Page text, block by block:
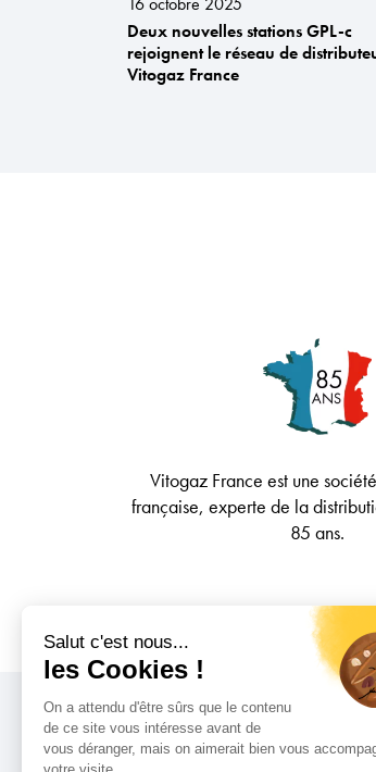
Salut c'est nous...
les Cookies !
On a attendu d'être sûrs que le contenu
de ce site vous intéresse avant de
vous déranger, mais on aimerait bien vous
votre visite...
Deux nouvelles stations GPL-c
rejoignent le réseau de
Vitogaz France
Vitogaz France est une
française, experte de la
85 ans.
Notre